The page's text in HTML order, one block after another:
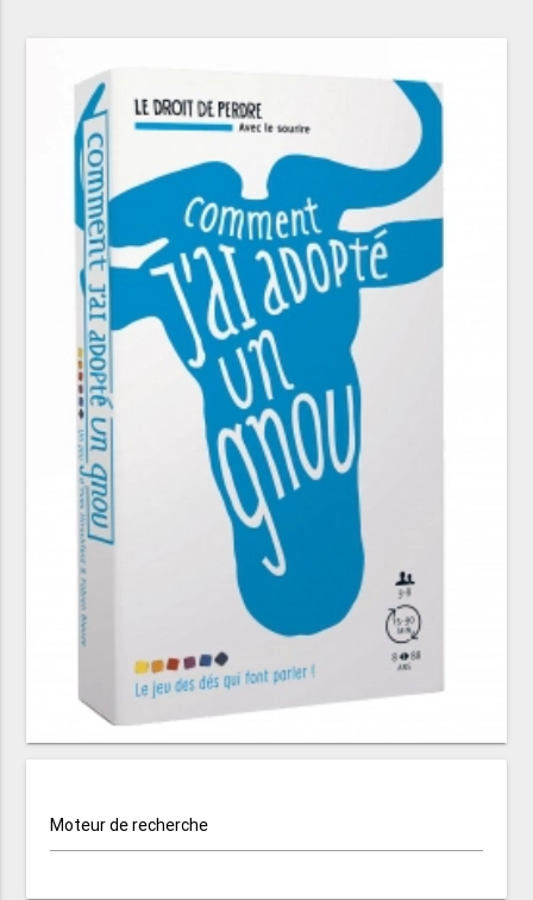
Moteur de recherche